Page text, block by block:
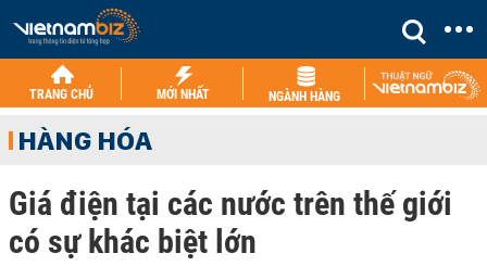
TRANG CHỦ MỚI NHẤT NGÀNH HÀNG
HÀNG HÓA
Giá điện tại các nước trên thế giới
có sự khác biệt lớn